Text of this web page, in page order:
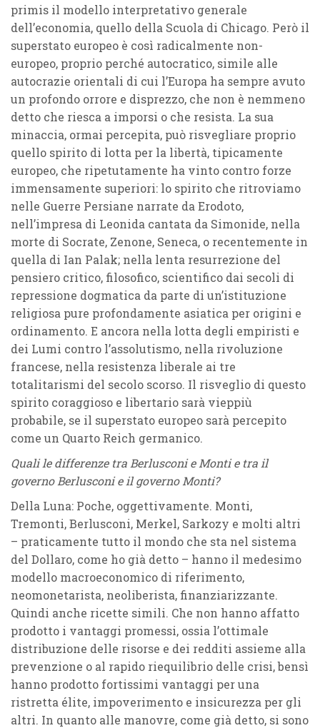
primis il modello interpretativo generale
dell’economia, quello della Scuola di Chicago. Però il
superstato europeo è così radicalmente non-
europeo, proprio perché autocratico, simile alle
autocrazie orientali di cui l’Europa ha sempre avuto
un profondo orrore e disprezzo, che non è nemmeno
detto che riesca a imporsi o che resista. La sua
minaccia, ormai percepita, può risvegliare proprio
quello spirito di lotta per la libertà, tipicamente
europeo, che ripetutamente ha vinto contro forze
immensamente superiori: lo spirito che ritroviamo
nelle Guerre Persiane narrate da Erodoto,
nell’impresa di Leonida cantata da Simonide, nella
morte di Socrate, Zenone, Seneca, o recentemente in
quella di Ian Palak; nella lenta resurrezione del
pensiero critico, filosofico, scientifico dai secoli di
repressione dogmatica da parte di un’istituzione
religiosa pure profondamente asiatica per origini e
ordinamento. E ancora nella lotta degli empiristi e
dei Lumi contro l’assolutismo, nella rivoluzione
francese, nella resistenza liberale ai tre
totalitarismi del secolo scorso. Il risveglio di questo
spirito coraggioso e libertario sarà vieppiù
probabile, se il superstato europeo sarà percepito
come un Quarto Reich germanico.
Quali le differenze tra Berlusconi e Monti e tra il
governo Berlusconi e il governo Monti?
Della Luna: Poche, oggettivamente. Monti,
Tremonti, Berlusconi, Merkel, Sarkozy e molti altri
– praticamente tutto il mondo che sta nel sistema
del Dollaro, come ho già detto – hanno il medesimo
modello macroeconomico di riferimento,
neomonetarista, neoliberista, finanziarizzante.
Quindi anche ricette simili. Che non hanno affatto
prodotto i vantaggi promessi, ossia l’ottimale
distribuzione delle risorse e dei redditi assieme alla
prevenzione o al rapido riequilibrio delle crisi, bensì
hanno prodotto fortissimi vantaggi per una
ristretta élite, impoverimento e insicurezza per gli
altri. In quanto alle manovre, come già detto, si sono